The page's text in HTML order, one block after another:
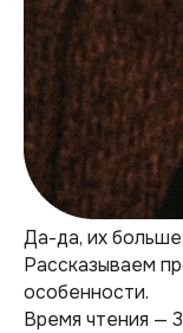
Да-да, их
Рассказываем
особенности.
Время чтения —